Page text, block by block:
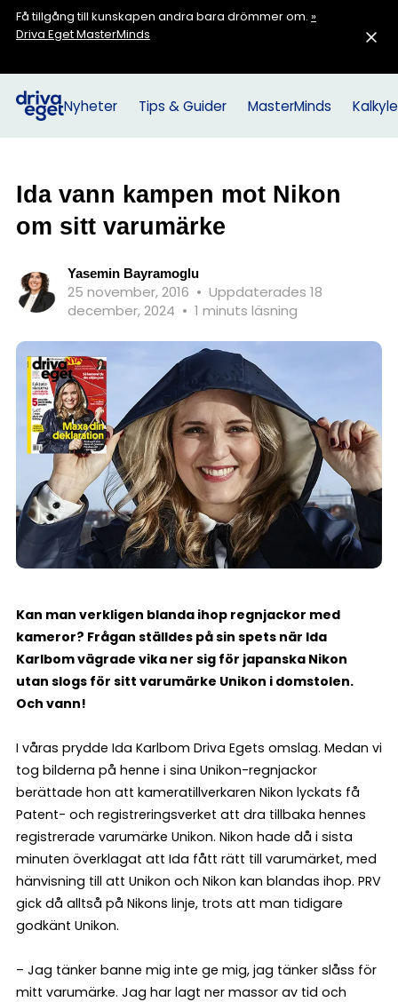
Få tillgång till kunskapen andra bara drömmer om. »
Driva Eget MasterMinds
Nyheter Tips & Guider MasterMinds
Ida vann kampen mot Nikon
om sitt varumärke
Yasemin Bayramoglu
25 november, 2016 • Uppdaterades 18
december, 2024 • 1 minuts läsning
Kan man verkligen blanda ihop regnjackor med
kameror? Frågan ställdes på sin spets när Ida
Karlbom vägrade vika ner sig för japanska Nikon
utan slogs för sitt varumärke Unikon i domstolen.
Och vann!
I våras prydde Ida Karlbom Driva Egets omslag. Medan vi
tog bilderna på henne i sina Unikon-regnjackor
berättade hon att kameratillverkaren Nikon lyckats få
Patent- och registreringsverket att dra tillbaka hennes
registrerade varumärke Unikon. Nikon hade då i sista
minuten överklagat att Ida fått rätt till varumärket, med
hänvisning till att Unikon och Nikon kan blandas ihop. PRV
gick då alltså på Nikons linje, trots att man tidigare
godkänt Unikon.
– Jag tänker banne mig inte ge mig, jag tänker slåss för
mitt varumärke. Jag har lagt ner massor av tid och